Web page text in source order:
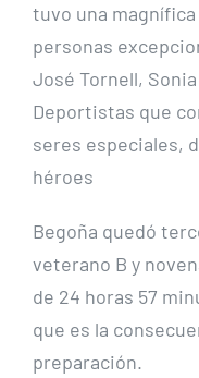
tuvo una
personas
José Tornell, Sonia
Deportistas que
seres especiales,
héroes
Begoña quedó
veterano B y
de 24 horas 57
que es la
preparación.